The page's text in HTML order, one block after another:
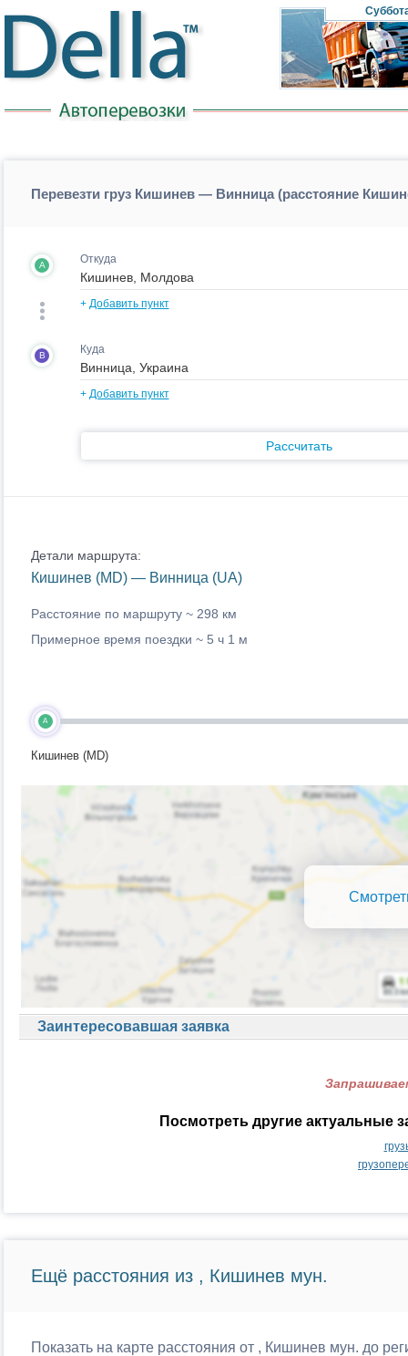
Перевезти груз Кишинев — Винница (расстояние
A Откуда
+ Добавить пункт
B Куда
+ Добавить пункт
Рассчитать
Детали маршрута:
Кишинев (MD) — Винница (UA)
Расстояние по маршруту ~ 298 км
Примерное время поездки ~ 5 ч 1 м
A
Кишинев (MD)
Заинтересовавшая заявка
Посмотреть другие актуальные
Ещё расстояния из , Кишинев мун.
Показать на карте расстояния от , Кишинев мун. до